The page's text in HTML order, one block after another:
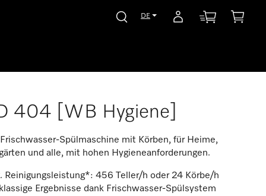
DE
404 [WB Hygiene]
Spülmaschine mit Körben, für Heime,
und alle, mit hohen Hygieneanforderungen.
Reinigungsleistung*: 456 Teller/h oder 24 Körbe/h
Ergebnisse dank Frischwasser-Spülsystem